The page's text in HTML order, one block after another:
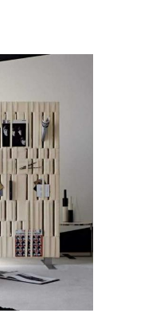
Цены на офисные
перегородки
Перегородка в комнату